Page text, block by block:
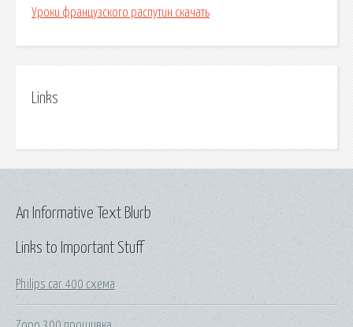
Уроки французского распутин скачать
Links
Links to Important Stuff
Philips car 400 схема
An Informative Text Blurb